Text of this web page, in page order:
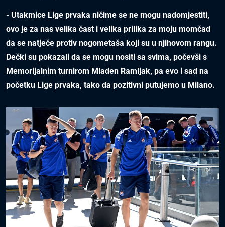
- Utakmice Lige prvaka ničime se ne mogu nadomjestiti,
ovo je za nas velika čast i velika prilika za moju momčad
da se natječe protiv nogometaša koji su u njihovom rangu.
Dečki su pokazali da se mogu nositi sa svima, počevši s
Memorijalnim turnirom Mladen Ramljak, pa evo i sad na
početku Lige prvaka, tako da pozitivni putujemo u Milano.